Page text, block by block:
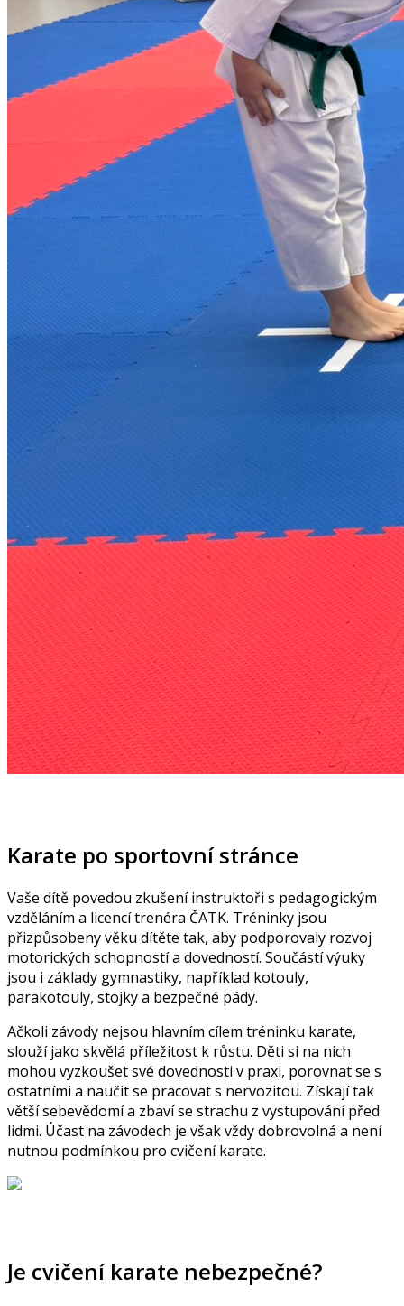
Karate po sportovní stránce
Vaše dítě povedou zkušení instruktoři s pedagogickým
vzděláním a licencí trenéra ČATK. Tréninky jsou
přizpůsobeny věku dítěte tak, aby podporovaly rozvoj
motorických schopností a dovedností. Součástí výuky
jsou i základy gymnastiky, například kotouly,
parakotouly, stojky a bezpečné pády.
Ačkoli závody nejsou hlavním cílem tréninku karate,
slouží jako skvělá příležitost k růstu. Děti si na nich
mohou vyzkoušet své dovednosti v praxi, porovnat se s
ostatními a naučit se pracovat s nervozitou. Získají tak
větší sebevědomí a zbaví se strachu z vystupování před
lidmi. Účast na závodech je však vždy dobrovolná a není
nutnou podmínkou pro cvičení karate.
Je cvičení karate nebezpečné?